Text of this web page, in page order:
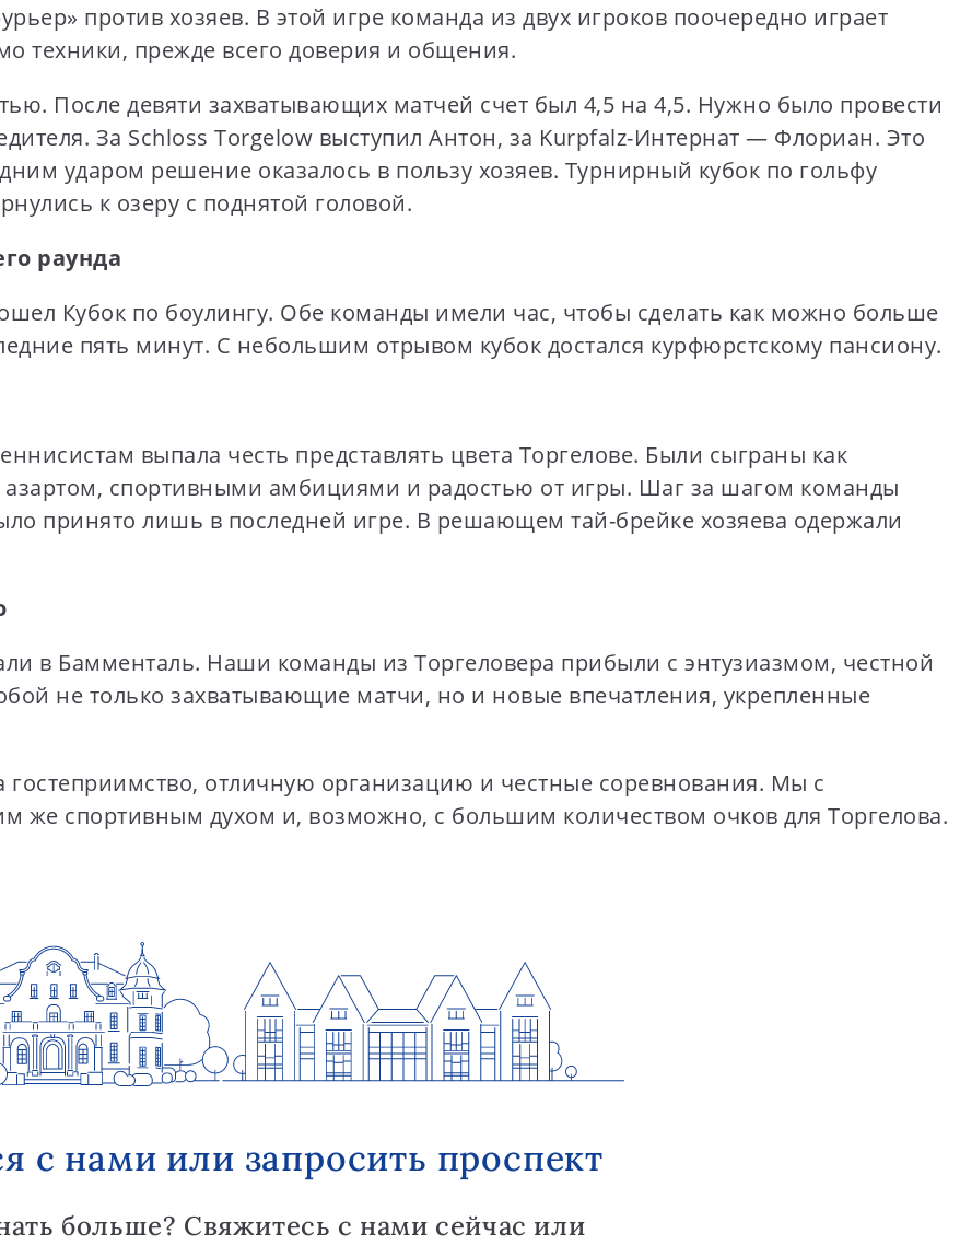
против хозяев. В этой игре команда из двух игроков поочередно играет
техники, прежде всего доверия и общения.
После девяти захватывающих матчей счет был 4,5 на 4,5. Нужно было провести
За Schloss Torgelow выступил Антон, за Kurpfalz-Интернат — Флориан. Это
ударом решение оказалось в пользу хозяев. Турнирный кубок по гольфу
к озеру с поднятой головой.
раунда
Кубок по боулингу. Обе команды имели час, чтобы сделать как можно больше
пять минут. С небольшим отрывом кубок достался курфюрстскому пансиону.
выпала честь представлять цвета Торгелове. Были сыграны как
спортивными амбициями и радостью от игры. Шаг за шагом команды
принято лишь в последней игре. В решающем тай-брейке хозяева одержали
в Бамменталь. Наши команды из Торгеловера прибыли с энтузиазмом, честной
не только захватывающие матчи, но и новые впечатления, укрепленные
гостеприимство, отличную организацию и честные соревнования. Мы с
же спортивным духом и, возможно, с большим количеством очков для Торгелова.
с нами или запросить проспект
больше? Свяжитесь с нами сейчас или